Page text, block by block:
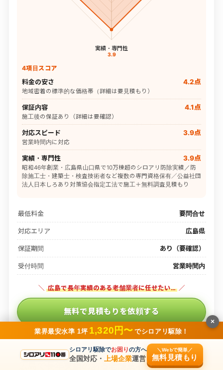
実績・専門性
3.9
4項目スコア
料金の安さ 4.2点
地域密着の標準的な価格帯（詳細は要見積もり）
保証内容 4.1点
施工後の保証あり（詳細は要確認）
対応スピード 3.9点
営業時間内に対応
実績・専門性 3.9点
昭和46年創業・広島県山口県で10万棟超のシロアリ防除実績／防
除施工士・建築士・検査技術者など複数の専門資格保有／公益社団
法人日本しろあり対策協会指定工法で施工＋無料調査見積もり
最低料金 要問合せ
対応エリア 広島県
保証期間 あり（要確認）
受付時間 営業時間内
＼ 広島で長年実績のある老舗業者に任せたい… ／
無料で見積もりを依頼する
※公式サイトに移動します
広島で長年実績のある老舗業者に任せたい…」
業界最安水準 1坪 1,320円〜 でシロアリ駆除！
シロアリ駆除でお困りの方へ
全国対応・ 上場企業運営
＼Webで簡単／
無料見積もり
×